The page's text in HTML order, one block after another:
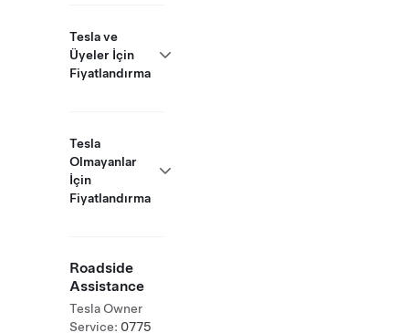
Tesla ve
Üyeler İçin
Fiyatlandırma
Tesla
Olmayanlar
İçin
Fiyatlandırma
Roadside
Assistance
Tesla Owner
Service: 0775